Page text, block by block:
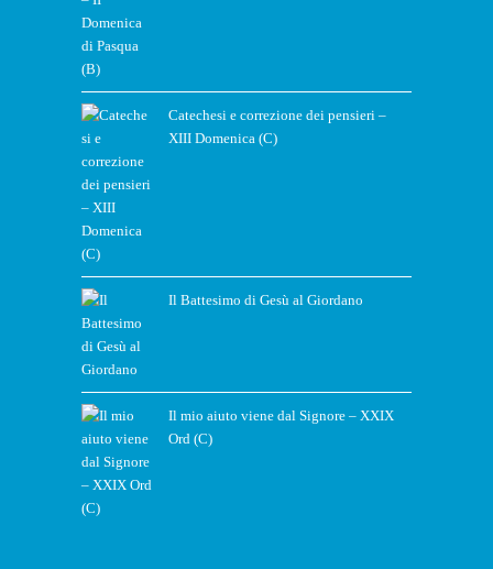
Catechesi e correzione dei pensieri –
XIII Domenica (C)
Il Battesimo di Gesù al Giordano
Il mio aiuto viene dal Signore – XXIX
Ord (C)